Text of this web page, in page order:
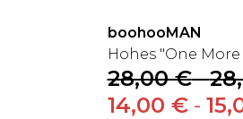
boohooMAN
Hohes "One
28,00 €-
14,00 €-